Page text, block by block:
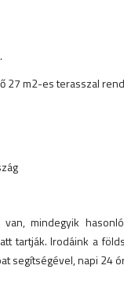
27 m2-es terasszal
mindegyik
tartják. Irodáink a
segítségével, napi 24